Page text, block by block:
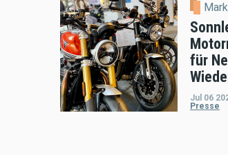
für
Jul 06
Presse